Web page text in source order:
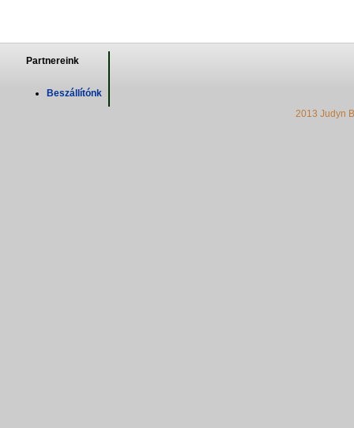
Partnereink
Beszállítónk
2013 Judyn